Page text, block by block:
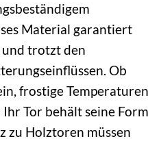
Material garantiert
und trotzt den
Ob
frostige Temperaturen
Tor behält seine Form
zu Holztoren müssen